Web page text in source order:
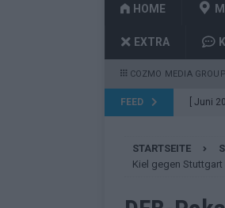
HOME
EXTRA
COZMO MEDIA GROUP
FEED [ Juni
[ Mai
STARTSEITE
Kiel gegen Stuttgart